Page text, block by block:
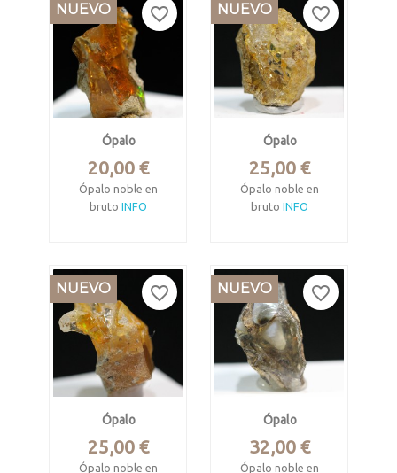
Ópalo
Precio
20,00 €
Ópalo noble en
bruto INFO
Pieza de 2.4 x 1.5 x 1
cm. Pesa 2.69
gramos
NUEVO favorite_border
Ópalo
Precio
25,00 €
Ópalo noble en
bruto INFO
Pieza de 2.5 x 1.8 x
1.5 cm. Pesa 7.1
gramos
NUEVO favorite_border
Ópalo
Precio
25,00 €
Ópalo noble en
NUEVO favorite_border
Ópalo
Precio
32,00 €
Ópalo noble en
NUEVO favorite_border